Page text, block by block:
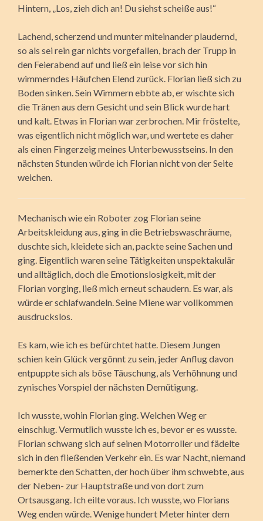
Hintern, „Los, zieh dich an! Du siehst scheiße aus!“
Lachend, scherzend und munter miteinander plaudernd,
so als sei rein gar nichts vorgefallen, brach der Trupp in
den Feierabend auf und ließ ein leise vor sich hin
wimmerndes Häufchen Elend zurück. Florian ließ sich zu
Boden sinken. Sein Wimmern ebbte ab, er wischte sich
die Tränen aus dem Gesicht und sein Blick wurde hart
und kalt. Etwas in Florian war zerbrochen. Mir fröstelte,
was eigentlich nicht möglich war, und wertete es daher
als einen Fingerzeig meines Unterbewusstseins. In den
nächsten Stunden würde ich Florian nicht von der Seite
weichen.
Mechanisch wie ein Roboter zog Florian seine
Arbeitskleidung aus, ging in die Betriebswaschräume,
duschte sich, kleidete sich an, packte seine Sachen und
ging. Eigentlich waren seine Tätigkeiten unspektakulär
und alltäglich, doch die Emotionslosigkeit, mit der
Florian vorging, ließ mich erneut schaudern. Es war, als
würde er schlafwandeln. Seine Miene war vollkommen
ausdruckslos.
Es kam, wie ich es befürchtet hatte. Diesem Jungen
schien kein Glück vergönnt zu sein, jeder Anflug davon
entpuppte sich als böse Täuschung, als Verhöhnung und
zynisches Vorspiel der nächsten Demütigung.
Ich wusste, wohin Florian ging. Welchen Weg er
einschlug. Vermutlich wusste ich es, bevor er es wusste.
Florian schwang sich auf seinen Motorroller und fädelte
sich in den fließenden Verkehr ein. Es war Nacht, niemand
bemerkte den Schatten, der hoch über ihm schwebte, aus
der Neben- zur Hauptstraße und von dort zum
Ortsausgang. Ich eilte voraus. Ich wusste, wo Florians
Weg enden würde. Wenige hundert Meter hinter dem